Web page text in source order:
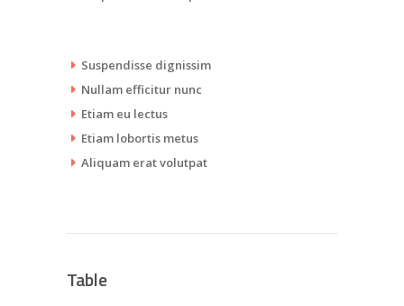
Suspendisse dignissim
Nullam efficitur nunc
Etiam eu lectus
Etiam lobortis metus
Aliquam erat volutpat
Table